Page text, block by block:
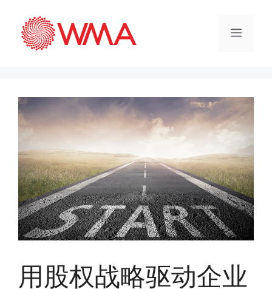
用股权战略驱动企业